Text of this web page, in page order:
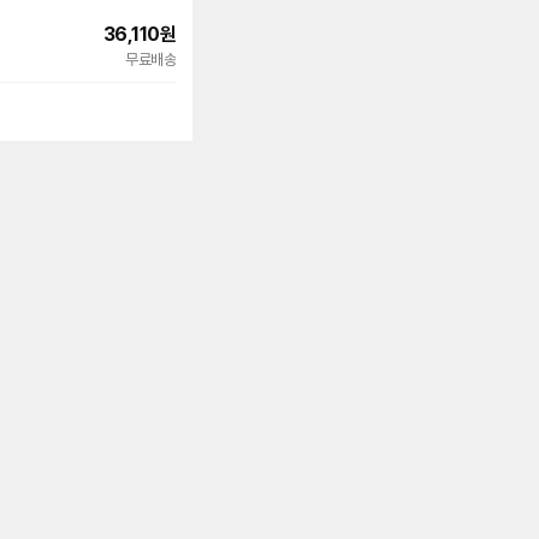
36,110원
무료배송